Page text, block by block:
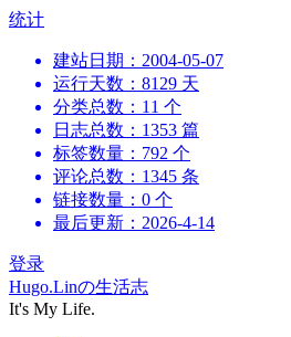
跳
统计
建站日期：2004-05-07
运行天数：8129 天
分类总数：11 个
日志总数：1353 篇
标签数量：792 个
评论总数：1345 条
链接数量：0 个
最后更新：2026-4-14
登录
Hugo.Linの生活志
It's My Life.